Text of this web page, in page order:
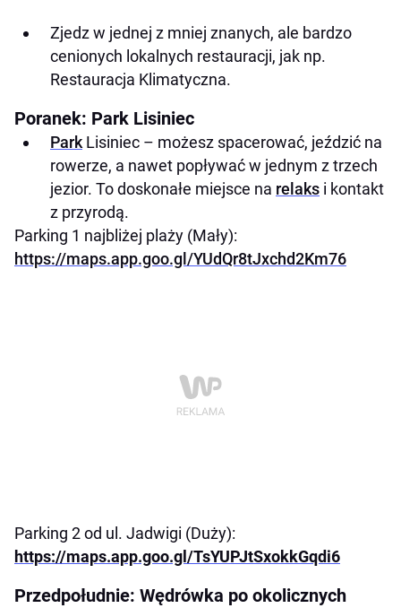
Zjedz w jednej z mniej znanych, ale bardzo
cenionych lokalnych restauracji, jak np.
Restauracja Klimatyczna.
Poranek: Park Lisiniec
Park Lisiniec – możesz spacerować, jeździć na
rowerze, a nawet popływać w jednym z trzech
jezior. To doskonałe miejsce na relaks i kontakt
z przyrodą.
Parking 1 najbliżej plaży (Mały):
https://maps.app.goo.gl/YUdQr8tJxchd2Km76
Parking 2 od ul. Jadwigi (Duży):
https://maps.app.goo.gl/TsYUPJtSxokkGqdi6
Przedpołudnie: Wędrówka po okolicznych